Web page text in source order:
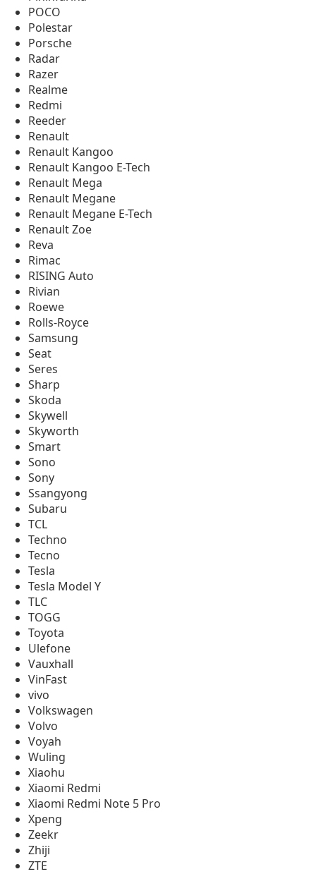
POCO
Polestar
Porsche
Radar
Razer
Realme
Redmi
Reeder
Renault
Renault Kangoo
Renault Kangoo E-Tech
Renault Mega
Renault Megane
Renault Megane E-Tech
Renault Zoe
Reva
Rimac
RISING Auto
Rivian
Roewe
Rolls-Royce
Samsung
Seat
Seres
Sharp
Skoda
Skywell
Skyworth
Smart
Sono
Sony
Ssangyong
Subaru
TCL
Techno
Tecno
Tesla
Tesla Model Y
TLC
TOGG
Toyota
Ulefone
Vauxhall
VinFast
vivo
Volkswagen
Volvo
Voyah
Wuling
Xiaohu
Xiaomi Redmi
Xiaomi Redmi Note 5 Pro
Xpeng
Zeekr
Zhiji
ZTE